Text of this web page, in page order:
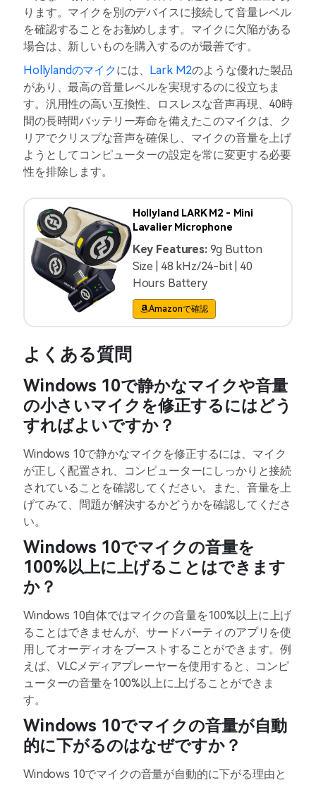
ります。マイクを別のデバイスに接続して音量レベル
を確認することをお勧めします。マイクに欠陥がある
場合は、新しいものを購入するのが最善です。
Hollylandのマイクには、 Lark M2のような優れた製品
があり、最高の音量レベルを実現するのに役立ちま
す。汎用性の高い互換性、ロスレスな音声再現、40時
間の長時間バッテリー寿命を備えたこのマイクは、ク
リアでクリスプな音声を確保し、マイクの音量を上げ
ようとしてコンピューターの設定を常に変更する必要
性を排除します。
Hollyland LARK M2 - Mini
Lavalier Microphone
Key Features: 9g Button
Size | 48 kHz/24-bit | 40
Hours Battery
Amazonで確認
よくある質問
Windows 10で静かなマイクや音量
の小さいマイクを修正するにはどう
すればよいですか？
Windows 10で静かなマイクを修正するには、マイク
が正しく配置され、コンピューターにしっかりと接続
されていることを確認してください。また、音量を上
げてみて、問題が解決するかどうかを確認してくださ
い。
Windows 10でマイクの音量を
100%以上に上げることはできます
か？
Windows 10自体ではマイクの音量を100%以上に上げ
ることはできませんが、サードパーティのアプリを使
用してオーディオをブーストすることができます。例
えば、VLCメディアプレーヤーを使用すると、コンピ
ューターの音量を100%以上に上げることができま
す。
Windows 10でマイクの音量が自動
的に下がるのはなぜですか？
Windows 10でマイクの音量が自動的に下がる理由と